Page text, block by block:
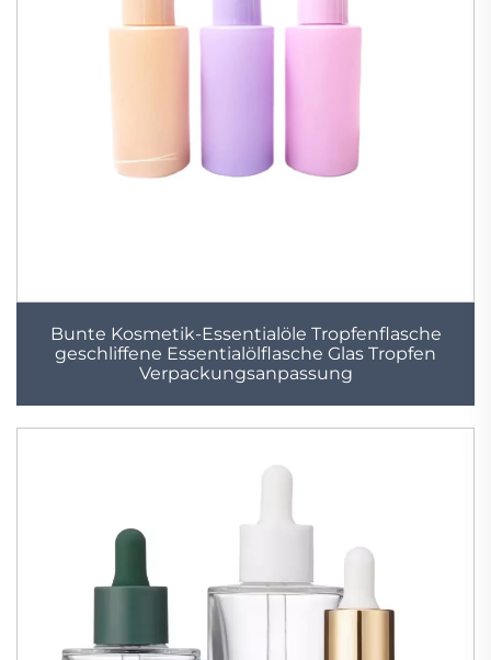
Bunte Kosmetik-Essentialöle Tropfenflasche
geschliffene Essentialölflasche Glas Tropfen
Verpackungsanpassung